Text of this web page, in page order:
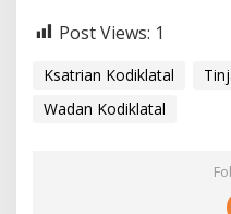
Post Views: 1
Ksatrian Kodiklatal
Wadan Kodiklatal